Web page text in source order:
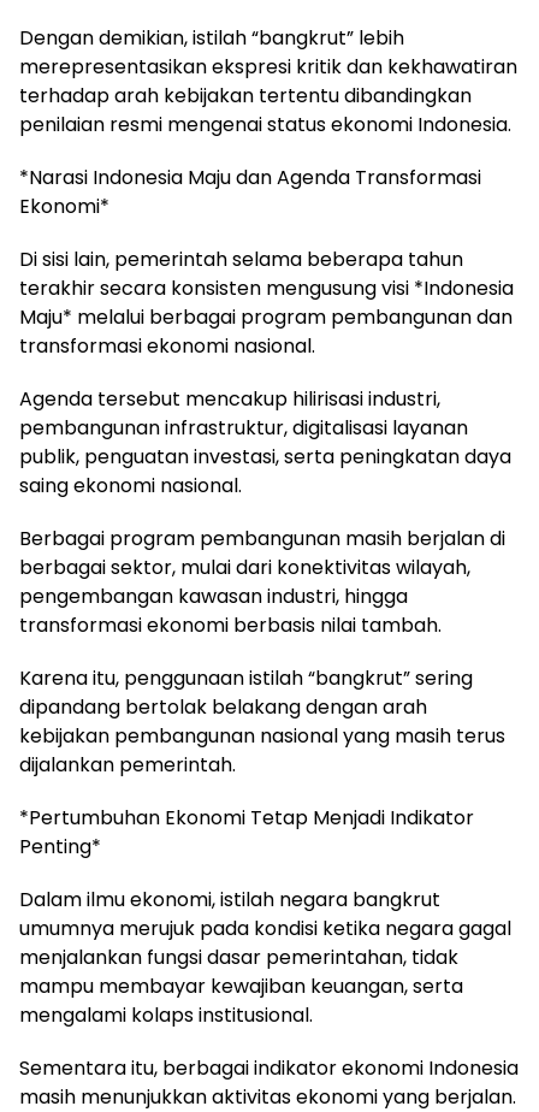
Dengan demikian, istilah “bangkrut” lebih
merepresentasikan ekspresi kritik dan kekhawatiran
terhadap arah kebijakan tertentu dibandingkan
penilaian resmi mengenai status ekonomi Indonesia.
*Narasi Indonesia Maju dan Agenda Transformasi
Ekonomi*
Di sisi lain, pemerintah selama beberapa tahun
terakhir secara konsisten mengusung visi *Indonesia
Maju* melalui berbagai program pembangunan dan
transformasi ekonomi nasional.
Agenda tersebut mencakup hilirisasi industri,
pembangunan infrastruktur, digitalisasi layanan
publik, penguatan investasi, serta peningkatan daya
saing ekonomi nasional.
Berbagai program pembangunan masih berjalan di
berbagai sektor, mulai dari konektivitas wilayah,
pengembangan kawasan industri, hingga
transformasi ekonomi berbasis nilai tambah.
Karena itu, penggunaan istilah “bangkrut” sering
dipandang bertolak belakang dengan arah
kebijakan pembangunan nasional yang masih terus
dijalankan pemerintah.
*Pertumbuhan Ekonomi Tetap Menjadi Indikator
Penting*
Dalam ilmu ekonomi, istilah negara bangkrut
umumnya merujuk pada kondisi ketika negara gagal
menjalankan fungsi dasar pemerintahan, tidak
mampu membayar kewajiban keuangan, serta
mengalami kolaps institusional.
Sementara itu, berbagai indikator ekonomi Indonesia
masih menunjukkan aktivitas ekonomi yang berjalan.